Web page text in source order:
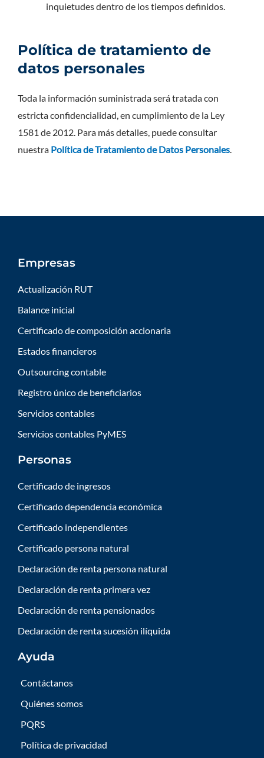
inquietudes dentro de los tiempos definidos.
Política de tratamiento de
datos personales
Toda la información suministrada será tratada con
estricta confidencialidad, en cumplimiento de la Ley
1581 de 2012. Para más detalles, puede consultar
nuestra Política de Tratamiento de Datos Personales.
Empresas
Actualización RUT
Balance inicial
Certificado de composición accionaria
Estados financieros
Outsourcing contable
Registro único de beneficiarios
Servicios contables
Servicios contables PyMES
Personas
Certificado de ingresos
Certificado dependencia económica
Certificado independientes
Certificado persona natural
Declaración de renta persona natural
Declaración de renta primera vez
Declaración de renta pensionados
Declaración de renta sucesión ilíquida
Ayuda
Contáctanos
Quiénes somos
PQRS
Política de privacidad